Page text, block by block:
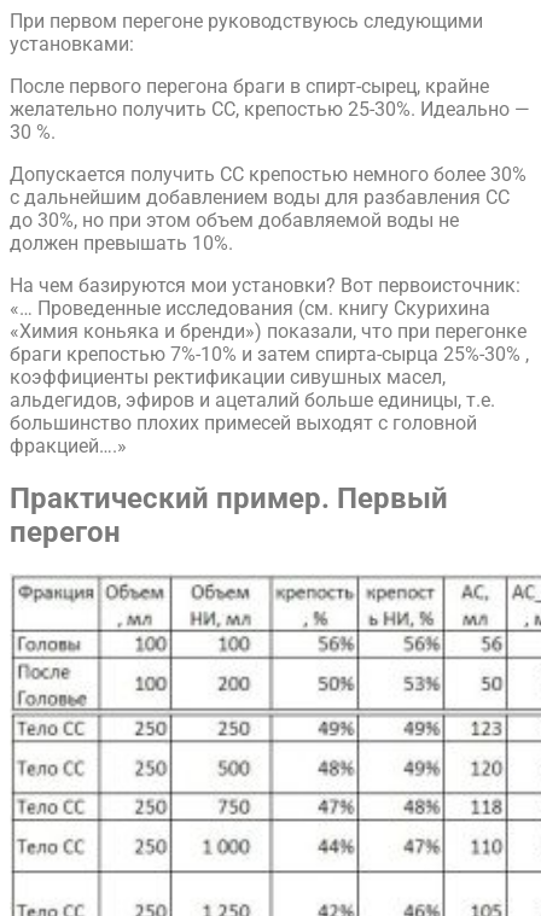
При первом перегоне руководствуюсь следующими
установками:
​После первого перегона браги в спирт-сырец, крайне
желательно получить СС, крепостью 25-30%. Идеально —
30 %.
Допускается получить СС крепостью немного более 30%
с дальнейшим добавлением воды для разбавления СС
до 30%, но при этом объем добавляемой воды не
должен превышать 10%.
​​На чем базируются мои установки? Вот первоисточник:
«… Проведенные исследования (см. книгу Скурихина
«Химия коньяка и бренди») показали, что при перегонке
браги крепостью 7%-10% и затем спирта-сырца 25%-30% ,
коэффициенты ректификации сивушных масел,
альдегидов, эфиров и ацеталий больше единицы, т.е.
большинство плохих примесей выходят с головной
фракцией….»
Практический пример. Первый
перегон